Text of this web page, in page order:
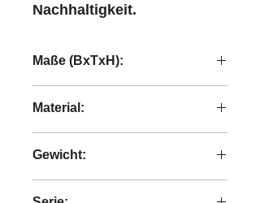
Nachhaltigkeit.
Maße (BxTxH):
Material:
Gewicht: